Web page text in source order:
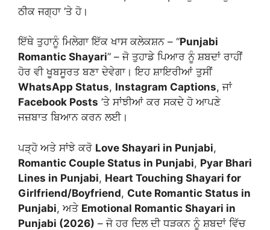
ਠੀਕ ਜਗ੍ਹਾ ’ਤੇ ਹੋ।
ਇੱਥੇ ਤੁਹਾਨੂੰ ਮਿਲੇਗਾ ਇੱਕ ਖਾਸ ਕਲੇਕਸ਼ਨ – “Punjabi
Romantic Shayari” – ਜੋ ਤੁਹਾਡੇ ਪਿਆਰ ਨੂੰ ਸ਼ਬਦਾਂ ਰਾਹੀਂ
ਹੋਰ ਵੀ ਖੂਬਸੂਰਤ ਬਣਾ ਦੇਵੇਗਾ। ਇਹ ਸ਼ਾਇਰੀਆਂ ਤੁਸੀਂ
WhatsApp Status, Instagram Captions, ਜਾਂ
Facebook Posts ’ਤੇ ਸਾਂਝੀਆਂ ਕਰ ਸਕਦੇ ਹੋ ਆਪਣੇ
ਜਜ਼ਬਾਤ ਬਿਆਨ ਕਰਨ ਲਈ।
ਪੜ੍ਹੋ ਅਤੇ ਸਾਂਝੇ ਕਰੋ Love Shayari in Punjabi,
Romantic Couple Status in Punjabi, Pyar Bhari
Lines in Punjabi, Heart Touching Shayari for
Girlfriend/Boyfriend, Cute Romantic Status in
Punjabi, ਅਤੇ Emotional Romantic Shayari in
Punjabi (2026) – ਜੋ ਹਰ ਦਿਲ ਦੀ ਧੜਕਨ ਨੂੰ ਸ਼ਬਦਾਂ ਵਿੱਚ